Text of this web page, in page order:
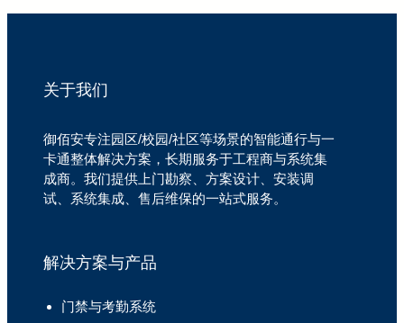
关于我们
御佰安专注园区/校园/社区等场景的智能通行与一
卡通整体解决方案，长期服务于工程商与系统集
成商。我们提供上门勘察、方案设计、安装调
试、系统集成、售后维保的一站式服务。
解决方案与产品
门禁与考勤系统